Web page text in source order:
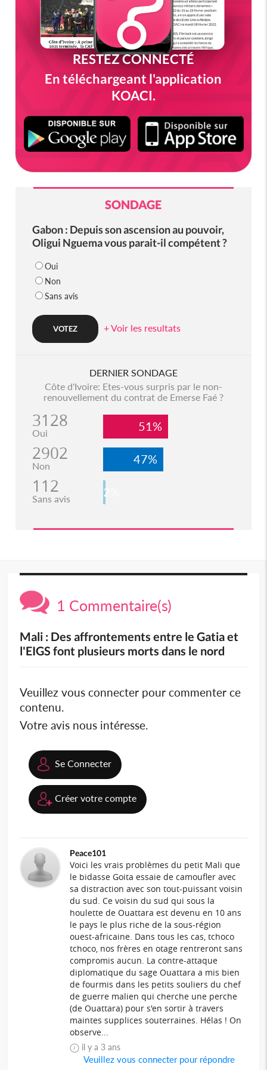
RESTEZ CONNECTÉ
En téléchargeant l'application
KOACI.
SONDAGE
Gabon : Depuis son ascension au pouvoir,
Oligui Nguema vous parait-il compétent ?
Oui
Non
Sans avis
+ Voir les resultats
DERNIER SONDAGE
Côte d'Ivoire: Etes-vous surpris par le non-
renouvellement du contrat de Emerse Faé ?
3128
Oui 51%
2902
Non 47%
112
Sans avis 2%
1 Commentaire(s)
Mali : Des affrontements entre le Gatia et
l'EIGS font plusieurs morts dans le nord
Veuillez vous connecter pour commenter ce
contenu.
Votre avis nous intéresse.
Se Connecter
Créer votre compte
Peace101
Voici les vrais problèmes du petit Mali que
le bidasse Goita essaie de camoufler avec
sa distraction avec son tout-puissant voisin
du sud. Ce voisin du sud qui sous la
houlette de Ouattara est devenu en 10 ans
le pays le plus riche de la sous-région
ouest-africaine. Dans tous les cas, tchoco
tchoco, nos frères en otage rentreront sans
compromis aucun. La contre-attaque
diplomatique du sage Ouattara a mis bien
de fourmis dans les petits souliers du chef
de guerre malien qui cherche une perche
(de Ouattara) pour s'en sortir à travers
maintes supplices souterraines. Hélas ! On
observe...
il y a 3 ans
Veuillez vous connecter pour répondre